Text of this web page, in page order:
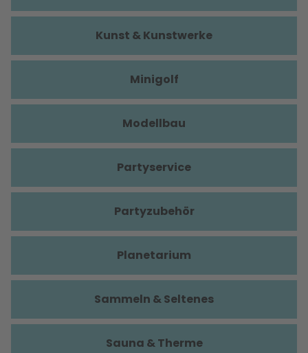
Kunst & Kunstwerke
Minigolf
Modellbau
Partyservice
Partyzubehör
Planetarium
Sammeln & Seltenes
Sauna & Therme